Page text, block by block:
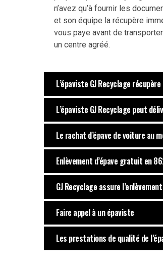
n’avez qu’à fournir les
et son équipe la récupère
vous paye avant de
un centre agréé.
L’épaviste GJ Recyclage
L’épaviste GJ Recyclage peut
Le rachat d’épave de voiture au
Enlèvement d’épave gratuit en
GJ Recyclage assure
Faire appel à un épaviste
Les prestations de qualité de